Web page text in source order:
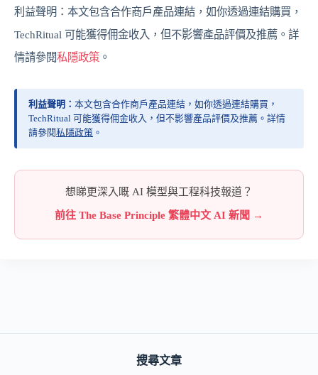
利益聲明：本文包含合作商戶產品連結，如你透過連結購買，
TechRitual 可能獲得佣金收入，但不影響產品評價及推薦。詳
情請參閱私隱政策 。
利益聲明： 本文包含合作商戶產品連結，如你透過連結購買，
TechRitual 可能獲得佣金收入，但不影響產品評價及推薦。詳情
請參閱私隱政策 。
想睇更深入嘅 AI 模型與工程科技報道？
前往 The Base Principle 繁體中文 AI 新聞 →
搜尋文章